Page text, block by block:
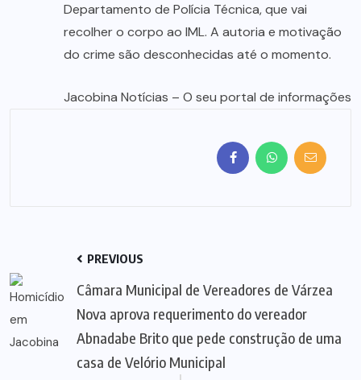
Departamento de Polícia Técnica, que vai
recolher o corpo ao IML. A autoria e motivação
do crime são desconhecidas até o momento.
Jacobina Notícias – O seu portal de informações
PREVIOUS
Câmara Municipal de Vereadores de Várzea
Nova aprova requerimento do vereador
Abnadabe Brito que pede construção de uma
casa de Velório Municipal